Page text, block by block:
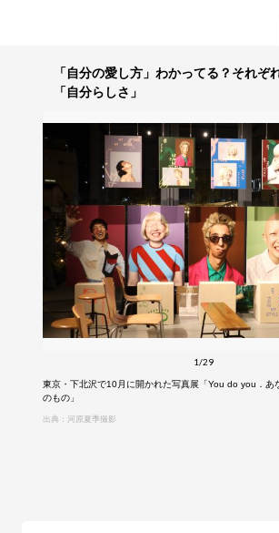
「自分の愛し方」わかってる？それぞ
「自分らしさ」
1/29
東京・下北沢で10月に開かれた写真展「You do you．あ
のもの」
出典：河原夏季撮影